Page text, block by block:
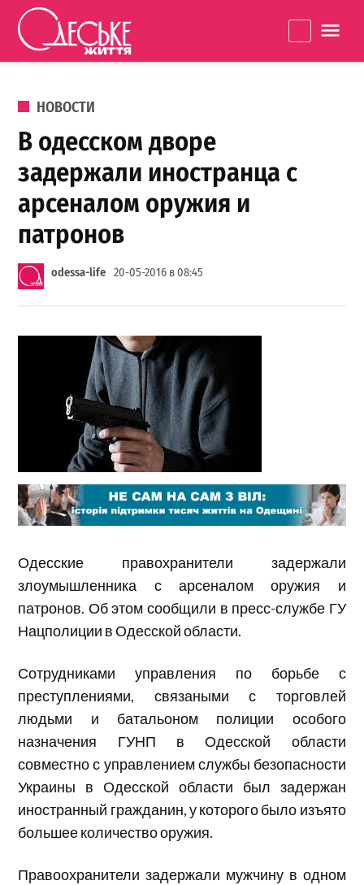
Перейти к содержанию
життя
ОПУБЛИКОВАНО В
НОВОСТИ
В одесском дворе
задержали иностранца с
арсеналом оружия и
патронов
odessa-life 20-05-2016 в 08:45
Одесские правохранители задержали
злоумышленника с арсеналом оружия и
патронов. Об этом сообщили в пресс-службе ГУ
Нацполиции в Одесской области.
Сотрудниками управления по борьбе с
преступлениями, связаными с торговлей
людьми и батальоном полиции особого
назначения ГУНП в Одесской области
совместно с управлением службы безопасности
Украины в Одесской области был задержан
иностранный гражданин, у которого было изъято
большее количество оружия.
Правоохранители задержали мужчину в одном